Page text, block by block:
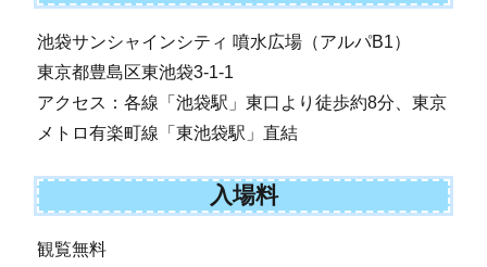
池袋サンシャインシティ 噴水広場（アルパB1）
東京都豊島区東池袋3-1-1
アクセス：各線「池袋駅」東口より徒歩約8分、東京
メトロ有楽町線「東池袋駅」直結
入場料
観覧無料